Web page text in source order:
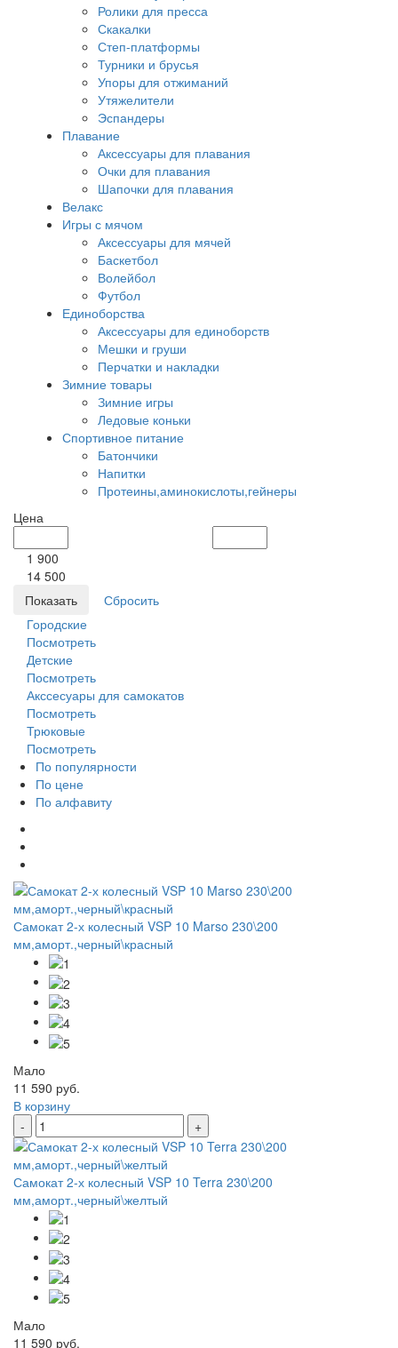
Ролики для пресса
Скакалки
Степ-платформы
Турники и брусья
Упоры для отжиманий
Утяжелители
Эспандеры
Плавание
Аксессуары для плавания
Очки для плавания
Шапочки для плавания
Велакс
Игры с мячом
Аксессуары для мячей
Баскетбол
Волейбол
Футбол
Единоборства
Аксессуары для единоборств
Мешки и груши
Перчатки и накладки
Зимние товары
Зимние игры
Ледовые коньки
Спортивное питание
Батончики
Напитки
Протеины,аминокислоты,гейнеры
Цена
1 900
14 500
Городские
Посмотреть
Детские
Посмотреть
Акссесуары для самокатов
Посмотреть
Трюковые
Посмотреть
По популярности
По цене
По алфавиту
Самокат 2-х колесный VSP 10 Marso 230\200
мм,аморт.,черный\красный
Мало
11 590 руб.
В корзину
-
+
Самокат 2-х колесный VSP 10 Terra 230\200
мм,аморт.,черный\желтый
Мало
11 590 руб.